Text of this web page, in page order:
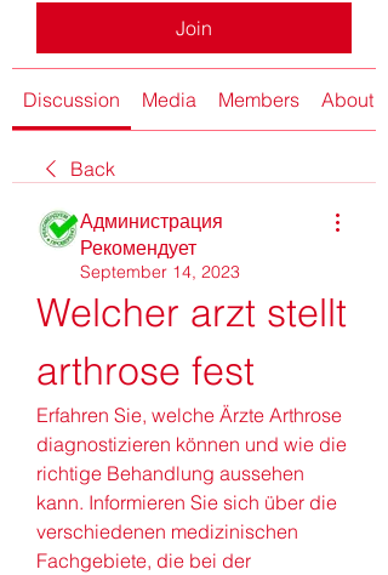
Join
Discussion Media Members About
Back
Администрация
Рекомендует
September 14, 2023
Welcher arzt stellt
arthrose fest
Erfahren Sie, welche Ärzte Arthrose
diagnostizieren können und wie die
richtige Behandlung aussehen
kann. Informieren Sie sich über die
verschiedenen medizinischen
Fachgebiete, die bei der